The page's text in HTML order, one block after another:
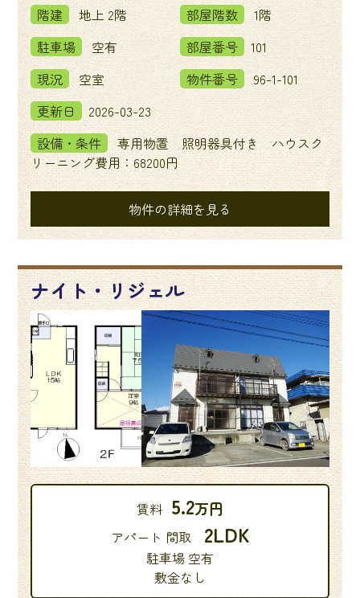
階建
地上 2階 部屋階数
1階
駐車場
空有 部屋番号
101
現況
空室 物件番号
96-1-101
更新日
2026-03-23
設備・条件
専用物置 照明器具付き ハウスク
リーニング費用：68200円
物件の詳細を見る
ナイト・リジェル
賃料 5.2万円
アパート 間取 2LDK
駐車場 空有
敷金なし